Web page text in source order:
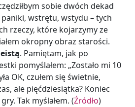
sobie dwóch dekad
wstrętu, wstydu – tych
rzeczy, które kojarzymy ze
okropny obraz starości.
. Pamiętam, jak po
pomyślałem: „Zostało mi 10
OK, czułem się świetnie,
ale pięćdziesiątka? Koniec
Tak myślałem. (Źródło)